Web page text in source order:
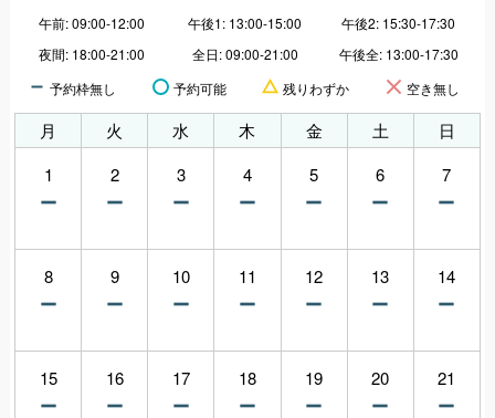
午前: 09:00-12:00 午後1: 13:00-15:00
午後2: 15:30-17:30
夜間: 18:00-21:00
全日: 09:00-21:00
午後全: 13:00-17:30
予約枠無し
予約可能 残りわずか 空き無し
月 火 水 木 金 土
日
1
2 3 4 5 6 7
8 9 10 11 12 13 14
15 16 17 18 19 20 21